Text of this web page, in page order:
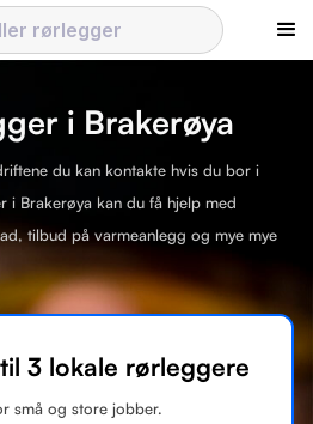
i Brakerøya
du kan kontakte hvis du bor i
i Brakerøya kan du få hjelp med
tilbud på varmeanlegg og mye mye
3 lokale rørleggere
små og store jobber.